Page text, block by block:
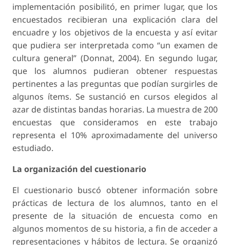
implementación posibilitó, en primer lugar, que los
encuestados recibieran una explicación clara del
encuadre y los objetivos de la encuesta y así evitar
que pudiera ser interpretada como “un examen de
cultura general” (Donnat, 2004). En segundo lugar,
que los alumnos pudieran obtener respuestas
pertinentes a las preguntas que podían surgirles de
algunos ítems. Se sustanció en cursos elegidos al
azar de distintas bandas horarias. La muestra de 200
encuestas que consideramos en este trabajo
representa el 10% aproximadamente del universo
estudiado.
La organización del cuestionario
El cuestionario buscó obtener información sobre
prácticas de lectura de los alumnos, tanto en el
presente de la situación de encuesta como en
algunos momentos de su historia, a fin de acceder a
representaciones y hábitos de lectura. Se organizó